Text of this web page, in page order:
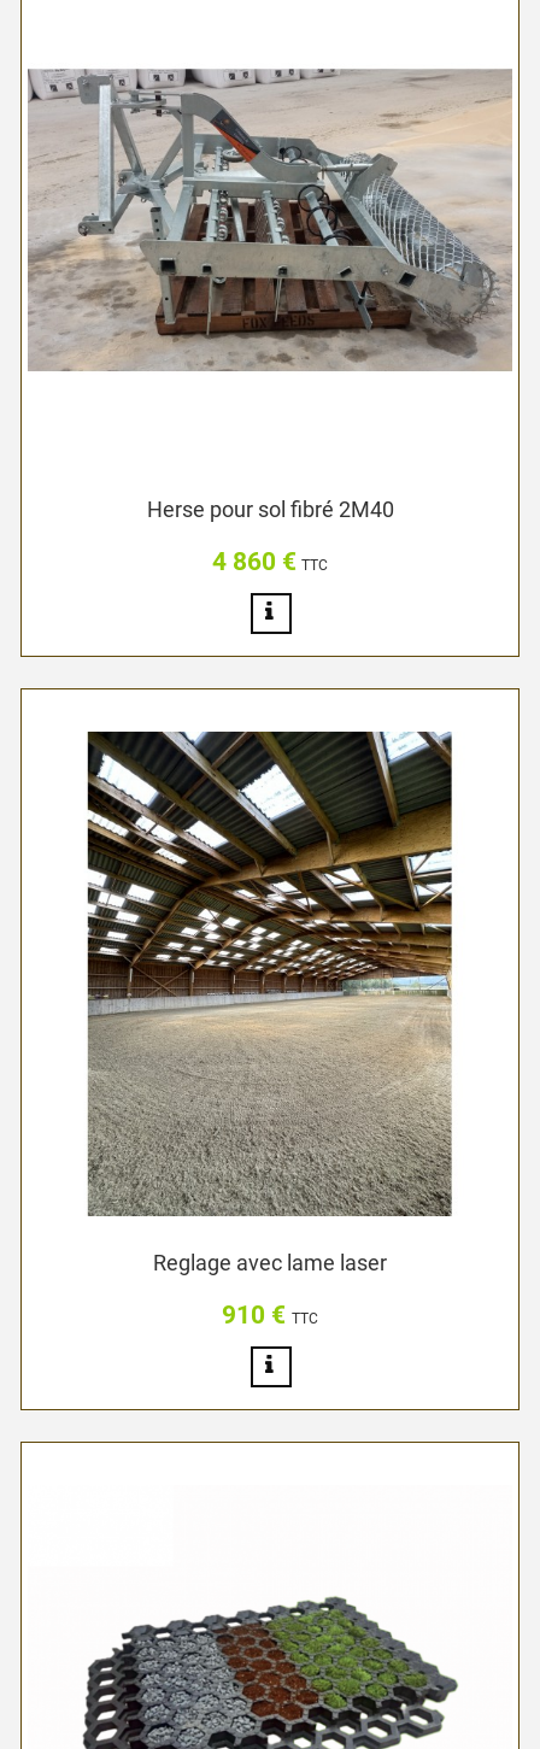
Herse pour sol fibré 2M40
Prix
4 860 € TTC
Reglage avec lame laser
Prix
910 € TTC